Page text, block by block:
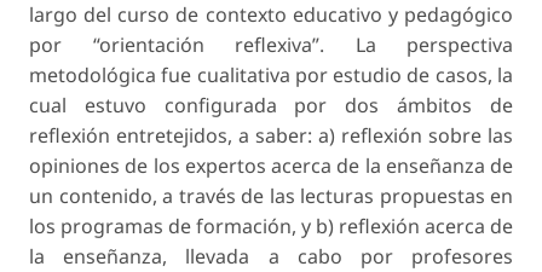
largo del curso de contexto educativo y pedagógico
por “orientación reflexiva”. La perspectiva
metodológica fue cualitativa por estudio de casos, la
cual estuvo configurada por dos ámbitos de
reflexión entretejidos, a saber: a) reflexión sobre las
opiniones de los expertos acerca de la enseñanza de
un contenido, a través de las lecturas propuestas en
los programas de formación, y b) reflexión acerca de
la enseñanza, llevada a cabo por profesores